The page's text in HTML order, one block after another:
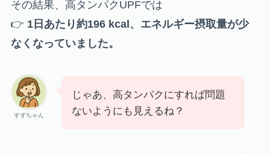
その結果、高タンパクUPFでは
👉 1日あたり約196 kcal、エネルギー摂取量が少
なくなっていました。
すずちゃん
じゃあ、高タンパクにすれば問題
ないようにも見えるね？